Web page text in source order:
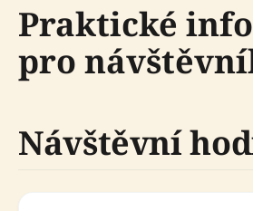
Praktické
pro
Návštěvní